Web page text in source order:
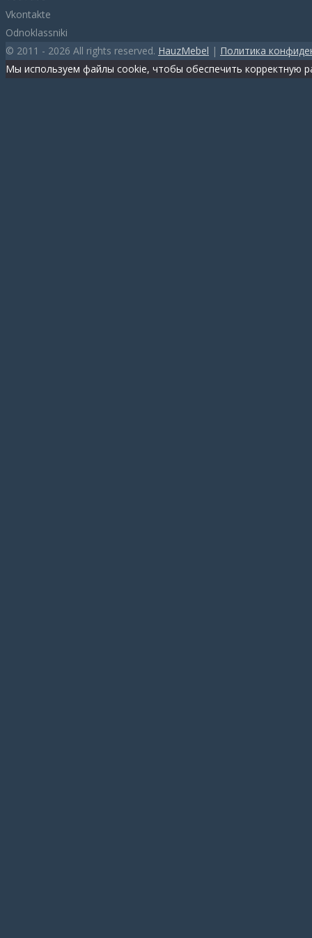
Vkontakte
Odnoklassniki
© 2011 - 2026 All rights reserved. HauzMebel | Политика
Мы используем файлы cookie, чтобы обеспечить корректную